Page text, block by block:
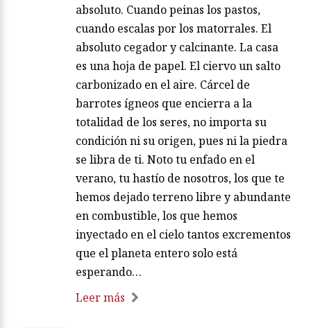
absoluto. Cuando peinas los pastos,
cuando escalas por los matorrales. El
absoluto cegador y calcinante. La casa
es una hoja de papel. El ciervo un salto
carbonizado en el aire. Cárcel de
barrotes ígneos que encierra a la
totalidad de los seres, no importa su
condición ni su origen, pues ni la piedra
se libra de ti. Noto tu enfado en el
verano, tu hastío de nosotros, los que te
hemos dejado terreno libre y abundante
en combustible, los que hemos
inyectado en el cielo tantos excrementos
que el planeta entero solo está
esperando…
Leer más